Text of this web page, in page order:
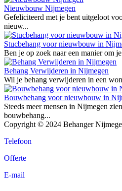
Nieuwbouw Nijmegen
Gefeliciteerd met je bent uitgeloot
nieuw...
Stucbehang voor nieuwbouw in
Ben je op zoek naar een manier om
Behang Verwijderen in Nijmegen
Wil je behang verwijderen in een
Bouwbehang voor nieuwbouw in
Steeds meer mensen in Nijmegen
bouwbehang...
Copyright © 2024 Behanger
Telefoon
Offerte
E-mail